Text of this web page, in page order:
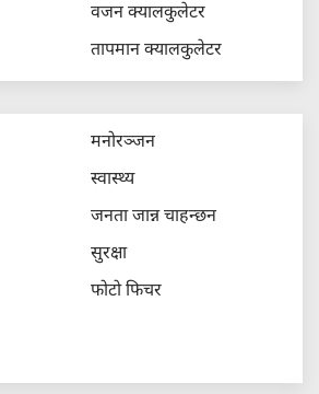
वजन क्यालकुलेटर
तापमान क्यालकुलेटर
मनोरञ्जन
स्वास्थ्य
जनता जान्न चाहन्छन
सुरक्षा
फोटो फिचर